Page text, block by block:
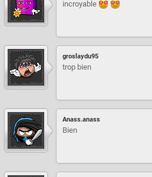
incroyable
groslaydu95
trop bien
Anass.anass
Bien